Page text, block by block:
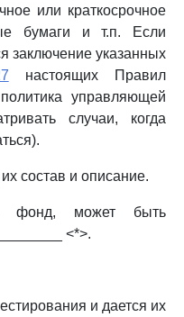
или краткосрочное
бумаги и т.п. Если
заключение указанных
настоящих Правил
управляющей
случаи, когда
состав и описание.
фонд, может быть
<*>.
и дается их